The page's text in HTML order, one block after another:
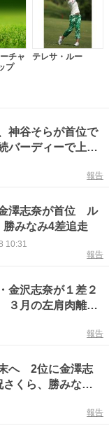
チャ
プ
テレサ・ルー
神谷そらが首位で
バーディーで上位
３日
報告
澤志奈が首位 ル
みなみ4差追走
10:31
報告
金沢志奈が１差２
３月の左肩肉離れ
一番良い」
報告
へ 2位に金澤志
くら、勝みなみ
報告